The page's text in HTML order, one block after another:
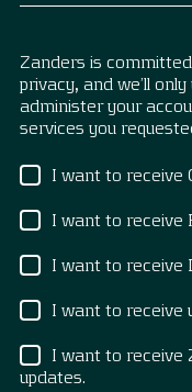
Zanders is
privacy, and we’ll
administer your
services you
I want to receive
I want to receive
I want to receive
I want to receive
I want to receive
updates.